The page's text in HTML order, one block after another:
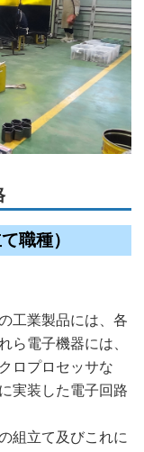
職種）
工業製品には、各
ら電子機器には、
ロプロセッサな
実装した電子回路
組立て及びこれに